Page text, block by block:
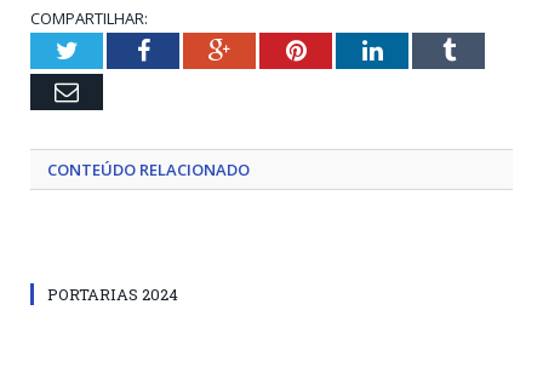
COMPARTILHAR:
TwitterFacebookGoogle+PinterestLinkedInTumblr
Email
CONTEÚDO RELACIONADO
PORTARIAS 2024